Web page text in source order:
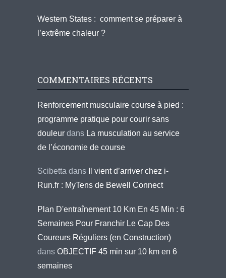
Western States : comment se préparer à
l’extrême chaleur ?
COMMENTAIRES RÉCENTS
Renforcement musculaire course à pied :
programme pratique pour courir sans
douleur dans La musculation au service
de l’économie de course
Scibetta dans
Il vient d’arriver chez i-
Run.fr : MyTens de Bewell Connect
Plan D'entraînement 10 Km En 45 Min : 6
Semaines Pour Franchir Le Cap Des
Coureurs Réguliers (en Construction)
dans OBJECTIF 45 min sur 10 km en 6
semaines